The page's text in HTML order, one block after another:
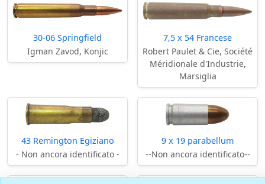
30-06 Springfield
Igman Zavod, Konjic
7,5 x 54 Francese
Robert Paulet & Cie, Société
Méridionale d'Industrie,
Marsiglia
43 Remington Egiziano
- Non ancora identificato -
9 x 19 parabellum
--Non ancora identificato--